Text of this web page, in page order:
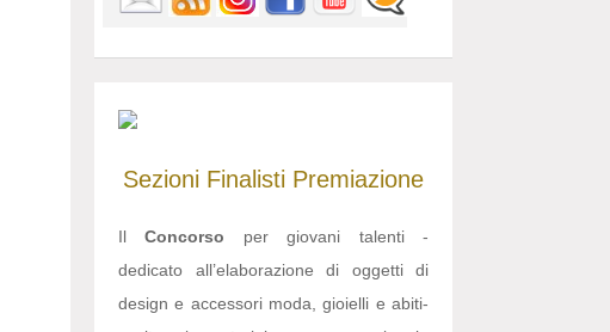
Sezioni Finalisti Premiazione
IlConcorso per giovani talenti -
dedicato all’elaborazione di oggetti di
design e accessori moda, gioielli e abiti-